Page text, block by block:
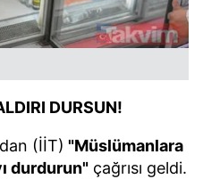
DURSUN!
(İİT) "Müslümanlara
durdurun"çağrısı geldi.